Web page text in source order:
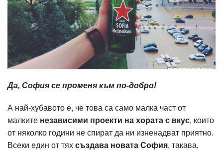
Да, София се променя към по-добро!
А най-хубавото е, че това са само малка част от
малките независими проекти на хората с вкус, които
от няколко години не спират да ни изненадват приятно.
Всеки един от тях създава новата София, такава,